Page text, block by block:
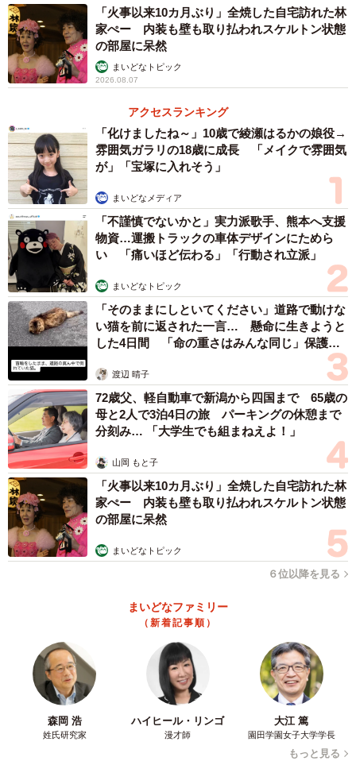
「火事以来10カ月ぶり」全焼した自宅訪れた林
家ぺー 内装も壁も取り払われスケルトン状態
の部屋に呆然
まいどなトピック
2026.08.07
アクセスランキング
「化けましたね～」10歳で綾瀬はるかの娘役→
雰囲気ガラリの18歳に成長 「メイクで雰囲気
が」「宝塚に入れそう」
まいどなメディア
「不謹慎でないかと」実力派歌手、熊本へ支援
物資…運搬トラックの車体デザインにためら
い 「痛いほど伝わる」「行動され立派」
まいどなトピック
「そのままにしといてください」道路で動けな
い猫を前に返された一言… 懸命に生きようと
した4日間 「命の重さはみんな同じ」保護団
渡辺 晴子
72歳父、軽自動車で新潟から四国まで 65歳の
母と2人で3泊4日の旅 パーキングの休憩まで
分刻み… 「大学生でも組まねえよ！」
山岡 もと子
「火事以来10カ月ぶり」全焼した自宅訪れた林
家ぺー 内装も壁も取り払われスケルトン状態
の部屋に呆然
まいどなトピック
６位以降を見る
まいどなファミリー
（新着記事順）
森岡 浩
姓氏研究家
ハイヒール・リンゴ
漫才師
大江 篤
園田学園女子大学学長
もっと見る